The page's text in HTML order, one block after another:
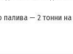
палива — 2 тонни на